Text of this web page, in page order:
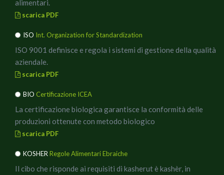
alimentari.
scarica PDF
ISO Int. Organization for Standardization
ISO 9001 definisce e regola i sistemi di gestione della qualità
aziendale.
scarica PDF
BIO Certificazione ICEA
La certificazione biologica garantisce la conformità delle
produzioni ottenute con metodo biologico
scarica PDF
KOSHER Regole Alimentari Ebraiche
Il cibo che risponde ai requisiti di kasherut è kashèr, in